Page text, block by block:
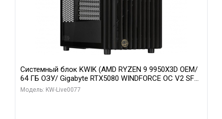
Системный блок KWIK (AMD RYZEN 9 9950X3D OEM/
64 ГБ ОЗУ/ Gigabyte RTX5080 WINDFORCE OC V2 SFF
16GB GDDR7 256b/ 960 ГБ SSD)
Модель: KW-Live0077